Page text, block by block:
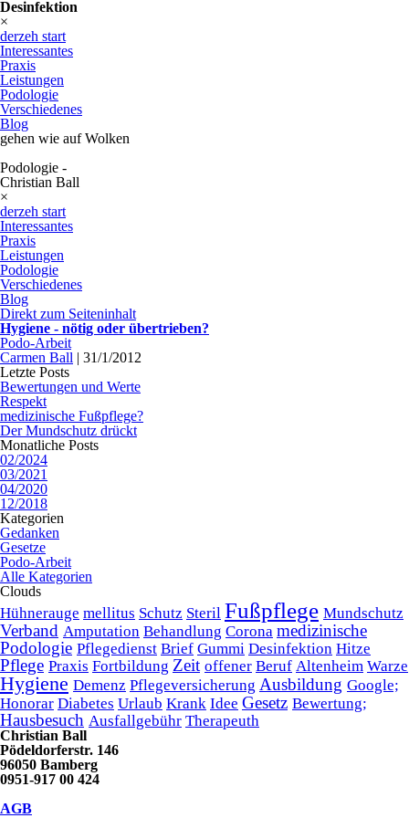
Desinfektion
×
derzeh start
Interessantes
Praxis
Leistungen
Podologie
Verschiedenes
Blog
gehen wie auf Wolken
Podologie -
Christian Ball
×
derzeh start
Interessantes
Praxis
Leistungen
Podologie
Verschiedenes
Blog
Direkt zum Seiteninhalt
Hygiene - nötig oder übertrieben?
Podo-Arbeit
Carmen Ball | 31/1/2012
Letzte Posts
Bewertungen und Werte
Respekt
medizinische Fußpflege?
Der Mundschutz drückt
Monatliche Posts
02/2024
03/2021
04/2020
12/2018
Kategorien
Gedanken
Gesetze
Podo-Arbeit
Alle Kategorien
Clouds
Hühnerauge mellitus Schutz Steril Fußpflege Mundschutz
Verband Amputation Behandlung Corona medizinische
Podologie Pflegedienst Brief Gummi Desinfektion Hitze
Pflege Praxis Fortbildung Zeit offener Beruf Altenheim Warze
Hygiene Demenz Pflegeversicherung Ausbildung Google;
Honorar Diabetes Urlaub Krank Idee Gesetz Bewertung;
Hausbesuch Ausfallgebühr Therapeuth
Christian Ball
Pödeldorferstr. 146
96050 Bamberg
0951-917 00 424
AGB